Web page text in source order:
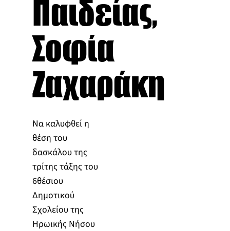
Παιδείας,
Σοφία
Ζαχαράκη
Να καλυφθεί η
θέση του
δασκάλου της
τρίτης τάξης του
6θέσιου
Δημοτικού
Σχολείου της
Ηρωικής Νήσου